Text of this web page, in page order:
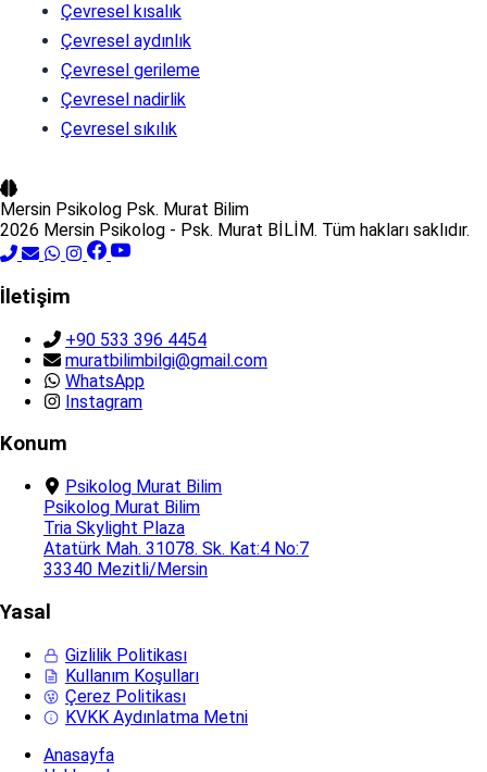
Çevresel kısalık
Çevresel aydınlık
Çevresel gerileme
Çevresel nadirlik
Çevresel sıkılık
Mersin Psikolog Psk. Murat Bilim
2026 Mersin Psikolog - Psk. Murat BİLİM. Tüm hakları saklıdır.
İletişim
+90 533 396 4454
muratbilimbilgi@gmail.com
WhatsApp
Instagram
Konum
Psikolog Murat Bilim
Psikolog Murat Bilim
Tria Skylight Plaza
Atatürk Mah. 31078. Sk. Kat:4 No:7
33340 Mezitli/Mersin
Yasal
Gizlilik Politikası
Kullanım Koşulları
Çerez Politikası
KVKK Aydınlatma Metni
Anasayfa